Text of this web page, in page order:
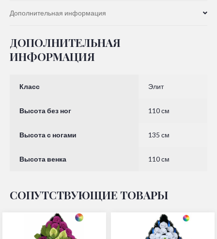
Дополнительная информация
ДОПОЛНИТЕЛЬНАЯ
ИНФОРМАЦИЯ
Класс Элит
Высота без ног 110 см
Высота с ногами 135 см
Высота венка 110 см
СОПУТСТВУЮЩИЕ ТОВАРЫ